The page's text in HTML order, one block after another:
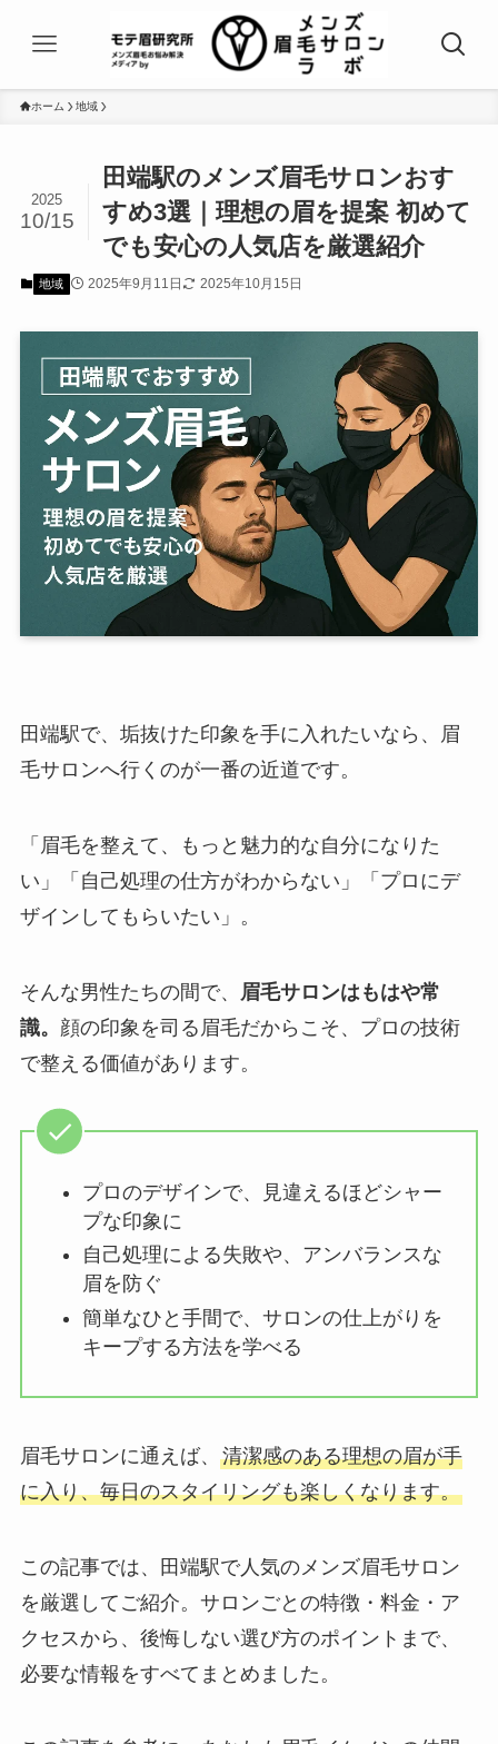
ホーム 地域
田端駅のメンズ眉毛サロンおす
すめ3選｜理想の眉を提案 初めて
でも安心の人気店を厳選紹介
2025
10/15
地域 2025年9月11日 2025年10月15日
田端駅で、垢抜けた印象を手に入れたいなら、眉
毛サロンへ行くのが一番の近道です。
「眉毛を整えて、もっと魅力的な自分になりた
い」「自己処理の仕方がわからない」「プロにデ
ザインしてもらいたい」。
そんな男性たちの間で、
眉毛サロンはもはや常
識。 顔の印象を司る眉毛だからこそ、プロの技術
で整える価値があります。
プロのデザインで、見違えるほどシャー
プな印象に
自己処理による失敗や、アンバランスな
眉を防ぐ
簡単なひと手間で、サロンの仕上がりを
キープする方法を学べる
眉毛サロンに通えば、 清潔感のある理想の眉が手
に入り、毎日のスタイリングも楽しくなります。
この記事では、田端駅で人気のメンズ眉毛サロン
を厳選してご紹介。サロンごとの特徴・料金・ア
クセスから、後悔しない選び方のポイントまで、
必要な情報をすべてまとめました。